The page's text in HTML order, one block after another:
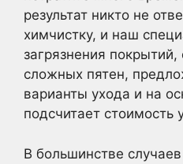
результат никто не
химчистку, и наш
загрязнения
сложных пятен,
варианты ухода и на
подсчитает стоимость
В большинстве